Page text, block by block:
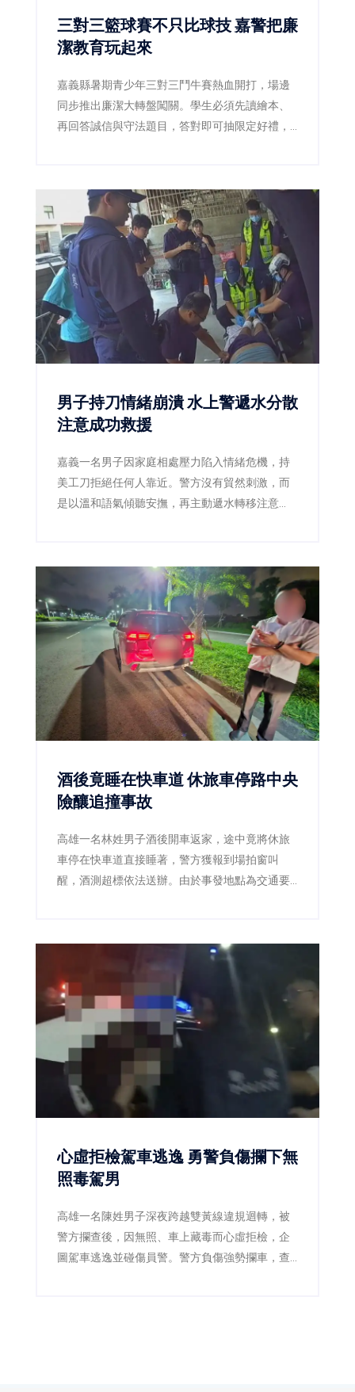
三對三籃球賽不只比球技 嘉警把廉
潔教育玩起來
嘉義縣暑期青少年三對三鬥牛賽熱血開打，場邊
同步推出廉潔大轉盤闖關。學生必須先讀繪本、
再回答誠信與守法題目，答對即可抽限定好禮，
男子持刀情緒崩潰 水上警遞水分散
注意成功救援
嘉義一名男子因家庭相處壓力陷入情緒危機，持
美工刀拒絕任何人靠近。警方沒有貿然刺激，而
是以溫和語氣傾聽安撫，再主動遞水轉移注意
酒後竟睡在快車道 休旅車停路中央
險釀追撞事故
高雄一名林姓男子酒後開車返家，途中竟將休旅
車停在快車道直接睡著，警方獲報到場拍窗叫
醒，酒測超標依法送辦。由於事發地點為交通要
心虛拒檢駕車逃逸 勇警負傷攔下無
照毒駕男
高雄一名陳姓男子深夜跨越雙黃線違規迴轉，被
警方攔查後，因無照、車上藏毒而心虛拒檢，企
圖駕車逃逸並碰傷員警。警方負傷強勢攔車，查